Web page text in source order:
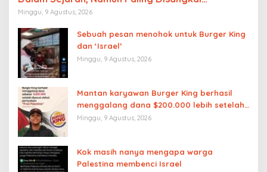
Keberadaannya
Minggu, 9 Agustus, 2026
Sebuah pesan menohok untuk Burger King
dan ‘Israel’
Minggu, 9 Agustus, 2026
Mantan karyawan Burger King berhasil
menggalang dana $200.000 lebih setelah
dipecat akibat pernyataan “Free
Minggu, 9 Agustus, 2026
Kok masih nanya mengapa warga
Palestina membenci Israel